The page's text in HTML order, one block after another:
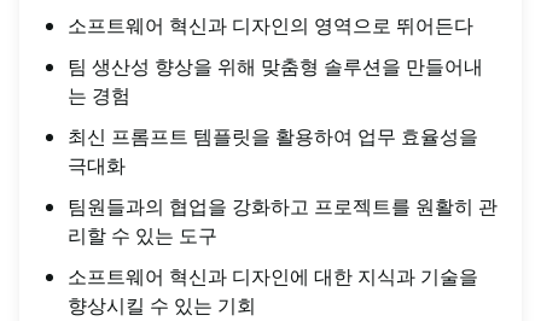
소프트웨어 혁신과 디자인의 영역으로 뛰어든다
팀 생산성 향상을 위해 맞춤형 솔루션을 만들어내
는 경험
최신 프롬프트 템플릿을 활용하여 업무 효율성을
극대화
팀원들과의 협업을 강화하고 프로젝트를 원활히 관
리할 수 있는 도구
소프트웨어 혁신과 디자인에 대한 지식과 기술을
향상시킬 수 있는 기회